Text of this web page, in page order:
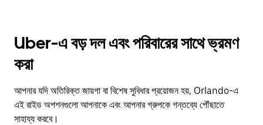
Uber-এ বড় দল এবং পরিবারের সাথে ভ্রমণ
করা
আপনার যদি অতিরিক্ত জায়গা বা বিশেষ সুবিধার প্রয়োজন হয়, Orlando-এ
এই রাইড অপশনগুলো আপনাকে এবং আপনার গ্রুপকে গন্তব্যে পৌঁছাতে
সাহায্য করবে।